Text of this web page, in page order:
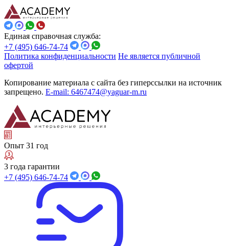
Единая справочная служба:
+7 (495) 646-74-74
Политика конфиденциальности Не является публичной
офертой
Копирование материала с сайта без гиперссылки на источник
запрещено. E-mail: 6467474@yaguar-m.ru
Опыт 31 год
3 года гарантии
+7 (495) 646-74-74